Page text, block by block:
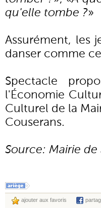
qu'elle tombe ?»
Assurément, les
danser comme
Spectacle
l'Économie
Culturel de la
Couserans.
Source: Mairie
ajouter aux favoris